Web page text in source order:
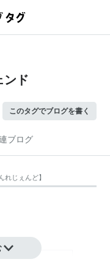
ンド
このタグでブログを書く
ブログ
れじぇんど】